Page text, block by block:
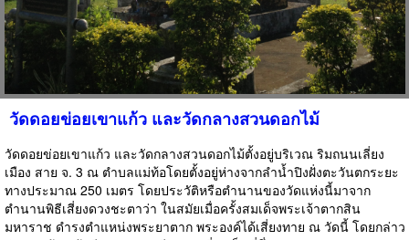
วัดดอยข่อยเขาแก้ว และวัดกลางสวนดอกไม้
วัดดอยข่อยเขาแก้ว และวัดกลางสวนดอกไม้ตั้งอยู่บริเวณ ริมถนนเลี่ยง
เมือง สาย จ. 3 ณ ตำบลแม่ท้อโดยตั้งอยู่ห่างจากลำน้ำปิงฝั่งตะวันตกระยะ
ทางประมาณ 250 เมตร โดยประวัติหรือตำนานของวัดแห่งนี้มาจาก
ตำนานพิธีเสี่ยงดวงชะตาว่า ในสมัยเมื่อครั้งสมเด็จพระเจ้าตากสิน
มหาราช ดำรงตำแหน่งพระยาตาก พระองค์ได้เสี่ยงทาย ณ วัดนี้ โดยกล่าว